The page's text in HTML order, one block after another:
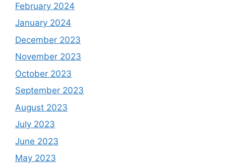
February 2024
January 2024
December 2023
November 2023
October 2023
September 2023
August 2023
July 2023
June 2023
May 2023